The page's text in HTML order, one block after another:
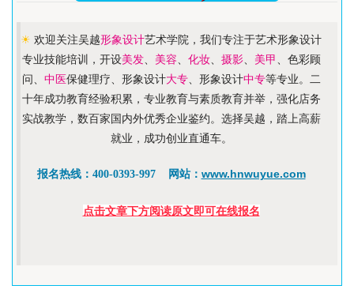
☀ 欢迎关注吴越形象设计艺术学院，我们专注于艺术形象设计
专业技能培训，开设美发、 美容 化妆、 摄影、 美甲 、色彩顾
问、 中医保健理疗、形象设计大专、形象设计中专等专业。二
十年成功教育经验积累，专业教育与素质教育并举，强化店务
实战教学，数百家国内外优秀企业鉴约。选择吴越，踏上高薪
就业，成功创业直通车。
报名热线：400-0393-997 网站： www.hnwuyue.com
点击文章下方阅读原文即可在线报名